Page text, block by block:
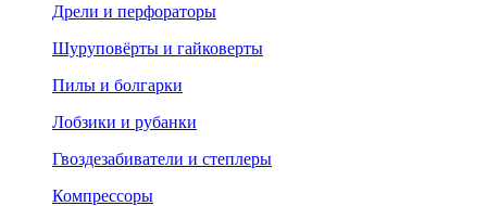
Дрели и перфораторы
Шуруповёрты и гайковерты
Пилы и болгарки
Лобзики и рубанки
Гвоздезабиватели и степлеры
Компрессоры